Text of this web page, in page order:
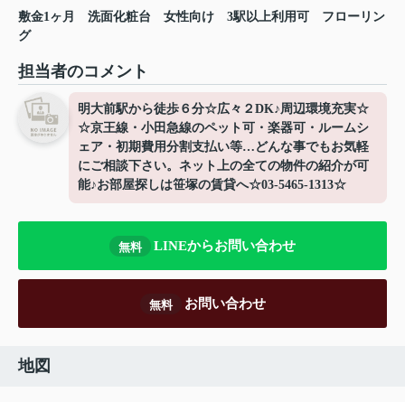
敷金1ヶ月 洗面化粧台 女性向け 3駅以上利用可
フローリン
グ
担当者のコメント
明大前駅から徒歩６分☆広々２DK♪周辺環境充実☆
☆京王線・小田急線のペット可・楽器可・ルームシ
ェア・初期費用分割支払い等…どんな事でもお気軽
にご相談下さい。ネット上の全ての物件の紹介が可
能♪お部屋探しは笹塚の賃貸へ☆03-5465-1313☆
無料 LINEからお問い合わせ
無料 お問い合わせ
地図